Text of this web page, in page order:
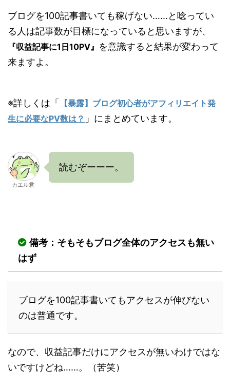
ブログを100記事書いても稼げない……と唸ってい
る人は記事数が目標になっていると思いますが、
『収益記事に1日10PV』 を意識すると結果が変わって
来ますよ。
※詳しくは「 【暴露】ブログ初心者がアフィリエイト発
生に必要なPV数は？ 」にまとめています。
カエル君
読むぞーーー。
備考：そもそもブログ全体のアクセスも無い
はず
ブログを100記事書いてもアクセスが伸びない
のは普通です。
なので、収益記事だけにアクセスが無いわけではな
いですけどね……。（苦笑）